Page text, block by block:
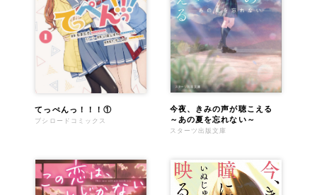
てっぺんっ！！！①
ブシロードコミックス
今夜、きみの声が聴こえる
～あの夏を忘れない～
スターツ出版文庫